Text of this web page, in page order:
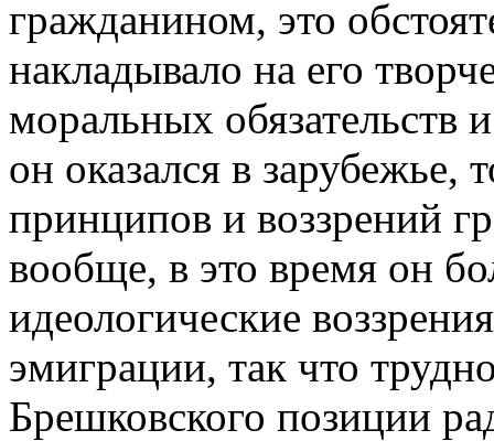
гражданином, это
накладывало на его
моральных обязательств
он оказался в зарубежье,
принципов и воззрений
вообще, в это время он
идеологические
эмиграции, так что
Брешковского позиции